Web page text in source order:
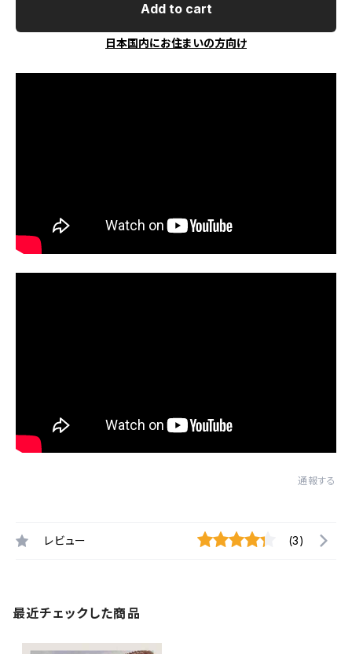
Add to cart
日本国内にお住まいの方向け
通報する
レビュー (3)
最近チェックした商品